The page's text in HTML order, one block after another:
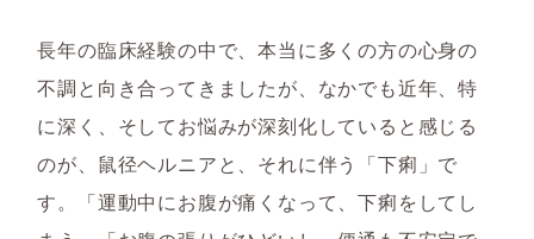
長年の臨床経験の中で、本当に多くの方の心身の
不調と向き合ってきましたが、なかでも近年、特
に深く、そしてお悩みが深刻化していると感じる
のが、鼠径ヘルニアと、それに伴う「下痢」で
す。「運動中にお腹が痛くなって、下痢をしてし